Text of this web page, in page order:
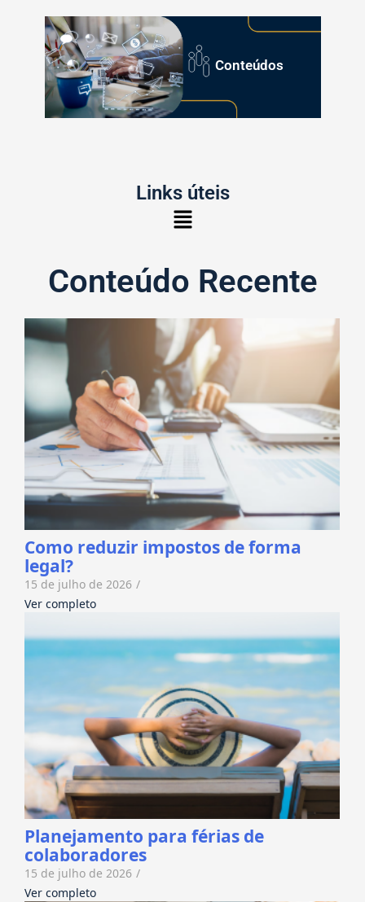
Conteúdos
Links úteis
Conteúdo Recente
Como reduzir impostos de forma
legal?
15 de julho de 2026 /
Ver completo
Planejamento para férias de
colaboradores
15 de julho de 2026 /
Ver completo